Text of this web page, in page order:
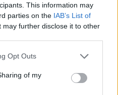
This information may
parties on the IAB’s List of
may further disclose it to other
Opt Outs
of my
„Sveikinimų
Martinaičio
Mariaus Tamošiūno
man, mama, kelią“.
lėmė įkūnyti į Onutę